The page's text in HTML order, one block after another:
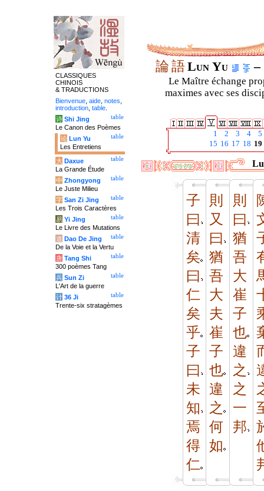
論語Lun Yu –
Le Maître échange
maximes avec ses
1 2 3 4
5
15 16 17 18 19
子
曰
清
矣
曰
仁
矣
乎
子
曰
未
知
焉
得
仁
則
又
曰
猶
吾
大
夫
崔
子
也
違
之
何
如
則
曰
猶
吾
大
崔
子
也
違
之
之
一
邦
CLASSIQUES
CHINOIS
& TRADUCTIONS
Bienvenue aide notes
introduction table
table
诗 Shi Jing
Le Canon des Poèmes
table
论 Lun Yu
Les Entretiens
table
大 Daxue
La Grande Étude
table
中 Zhongyong
Le Juste Milieu
table
字 San Zi Jing
Les Trois Caractères
table
易 Yi Jing
Le Livre des Mutations
table
道 Dao De Jing
De la Voie et la Vertu
table
唐 Tang Shi
300 poèmes Tang
table
兵 Sun Zi
L'Art de la guerre
table
计 36 Ji
Trente-six stratagèmes